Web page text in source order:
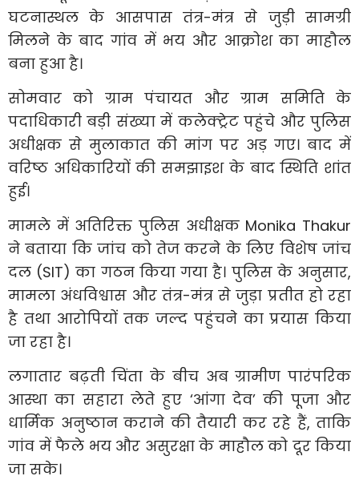
घटनास्थल के आसपास तंत्र-मंत्र से जुड़ी सामग्री
मिलने के बाद गांव में भय और आक्रोश का माहौल
बना हुआ है।
सोमवार को ग्राम पंचायत और ग्राम समिति के
पदाधिकारी बड़ी संख्या में कलेक्ट्रेट पहुंचे और पुलिस
अधीक्षक से मुलाकात की मांग पर अड़ गए। बाद में
वरिष्ठ अधिकारियों की समझाइश के बाद स्थिति शांत
हुई।
मामले में अतिरिक्त पुलिस अधीक्षक Monika Thakur
ने बताया कि जांच को तेज करने के लिए विशेष जांच
दल (SIT) का गठन किया गया है। पुलिस के अनुसार,
मामला अंधविश्वास और तंत्र-मंत्र से जुड़ा प्रतीत हो रहा
है तथा आरोपियों तक जल्द पहुंचने का प्रयास किया
जा रहा है।
लगातार बढ़ती चिंता के बीच अब ग्रामीण पारंपरिक
आस्था का सहारा लेते हुए ‘आंगा देव’ की पूजा और
धार्मिक अनुष्ठान कराने की तैयारी कर रहे हैं, ताकि
गांव में फैले भय और असुरक्षा के माहौल को दूर किया
जा सके।